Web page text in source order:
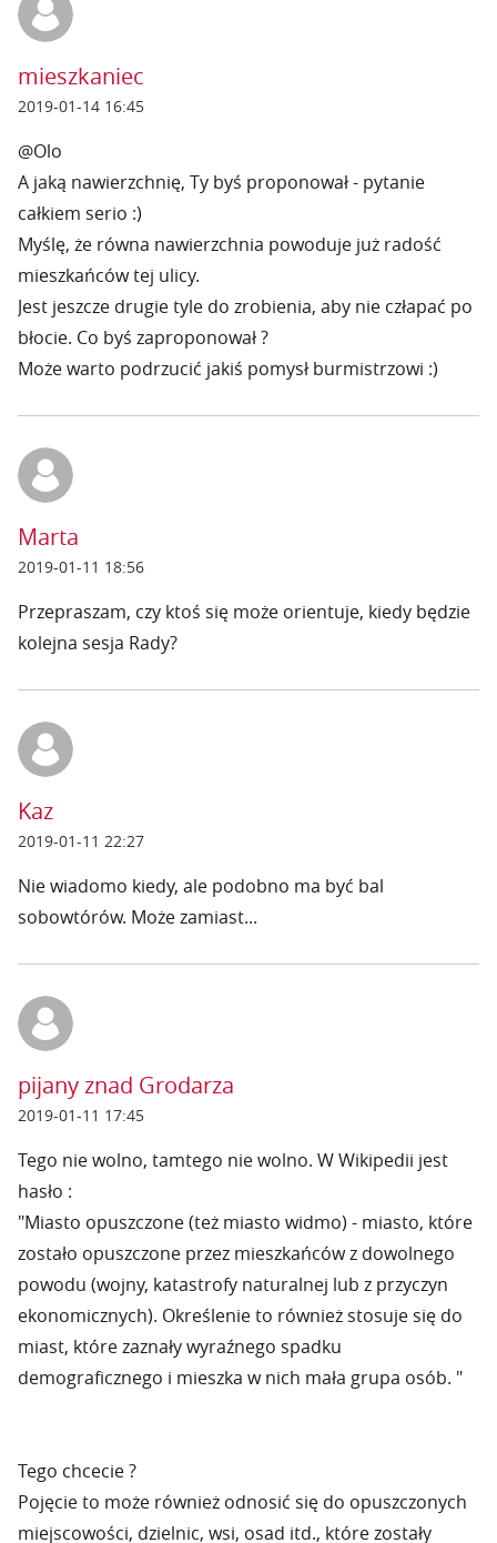
mieszkaniec
2019-01-14 16:45
@Olo
A jaką nawierzchnię, Ty byś proponował - pytanie
całkiem serio :)
Myślę, że równa nawierzchnia powoduje już radość
mieszkańców tej ulicy.
Jest jeszcze drugie tyle do zrobienia, aby nie człapać po
błocie. Co byś zaproponował ?
Może warto podrzucić jakiś pomysł burmistrzowi :)
Marta
2019-01-11 18:56
Przepraszam, czy ktoś się może orientuje, kiedy będzie
kolejna sesja Rady?
Kaz
2019-01-11 22:27
Nie wiadomo kiedy, ale podobno ma być bal
sobowtórów. Może zamiast...
pijany znad Grodarza
2019-01-11 17:45
Tego nie wolno, tamtego nie wolno. W Wikipedii jest
hasło :
"Miasto opuszczone (też miasto widmo) - miasto, które
zostało opuszczone przez mieszkańców z dowolnego
powodu (wojny, katastrofy naturalnej lub z przyczyn
ekonomicznych). Określenie to również stosuje się do
miast, które zaznały wyraźnego spadku
demograficznego i mieszka w nich mała grupa osób. "
Tego chcecie ?
Pojęcie to może również odnosić się do opuszczonych
miejscowości, dzielnic, wsi, osad itd., które zostały